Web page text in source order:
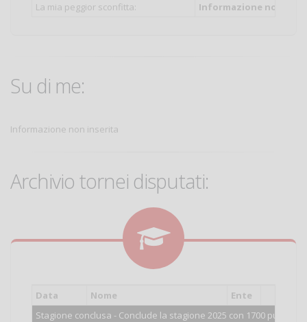
La mia peggior sconfitta:
Informazione non
Su di me:
Informazione non inserita
Archivio tornei disputati:
Data Nome Ente
Stagione conclusa - Conclude la stagione 2025 con 1700 punti.